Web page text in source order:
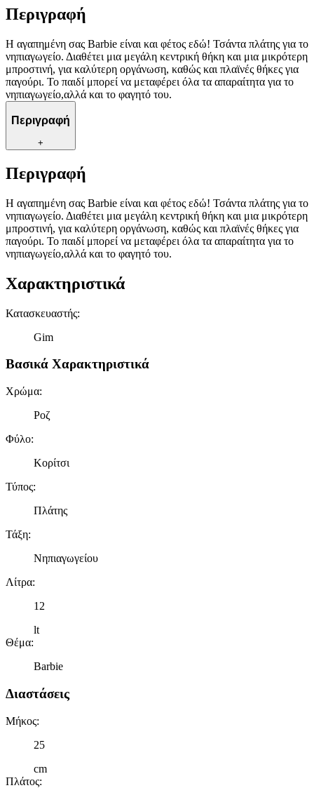
Περιγραφή
Η αγαπημένη σας Barbie είναι και φέτος εδώ! Τσάντα πλάτης για το
νηπιαγωγείο. Διαθέτει μια μεγάλη κεντρική θήκη και μια μικρότερη
μπροστινή, για καλύτερη οργάνωση, καθώς και πλαϊνές θήκες για
παγούρι. Το παιδί μπορεί να μεταφέρει όλα τα απαραίτητα για το
νηπιαγωγείο,αλλά και το φαγητό του.
Περιγραφή
+
Περιγραφή
Η αγαπημένη σας Barbie είναι και φέτος εδώ! Τσάντα πλάτης για το
νηπιαγωγείο. Διαθέτει μια μεγάλη κεντρική θήκη και μια μικρότερη
μπροστινή, για καλύτερη οργάνωση, καθώς και πλαϊνές θήκες για
παγούρι. Το παιδί μπορεί να μεταφέρει όλα τα απαραίτητα για το
νηπιαγωγείο,αλλά και το φαγητό του.
Χαρακτηριστικά
Κατασκευαστής:
Gim
Βασικά Χαρακτηριστικά
Χρώμα:
Ροζ
Φύλο:
Κορίτσι
Τύπος:
Πλάτης
Τάξη:
Νηπιαγωγείου
Λίτρα:
12
lt
Θέμα:
Barbie
Διαστάσεις
Μήκος:
25
cm
Πλάτος: